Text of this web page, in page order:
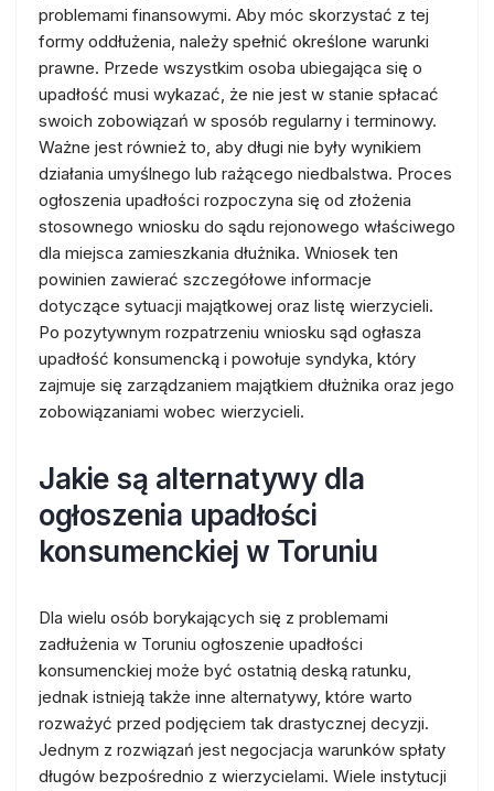
problemami finansowymi. Aby móc skorzystać z tej
formy oddłużenia, należy spełnić określone warunki
prawne. Przede wszystkim osoba ubiegająca się o
upadłość musi wykazać, że nie jest w stanie spłacać
swoich zobowiązań w sposób regularny i terminowy.
Ważne jest również to, aby długi nie były wynikiem
działania umyślnego lub rażącego niedbalstwa. Proces
ogłoszenia upadłości rozpoczyna się od złożenia
stosownego wniosku do sądu rejonowego właściwego
dla miejsca zamieszkania dłużnika. Wniosek ten
powinien zawierać szczegółowe informacje
dotyczące sytuacji majątkowej oraz listę wierzycieli.
Po pozytywnym rozpatrzeniu wniosku sąd ogłasza
upadłość konsumencką i powołuje syndyka, który
zajmuje się zarządzaniem majątkiem dłużnika oraz jego
zobowiązaniami wobec wierzycieli.
Jakie są alternatywy dla
ogłoszenia upadłości
konsumenckiej w Toruniu
Dla wielu osób borykających się z problemami
zadłużenia w Toruniu ogłoszenie upadłości
konsumenckiej może być ostatnią deską ratunku,
jednak istnieją także inne alternatywy, które warto
rozważyć przed podjęciem tak drastycznej decyzji.
Jednym z rozwiązań jest negocjacja warunków spłaty
długów bezpośrednio z wierzycielami. Wiele instytucji